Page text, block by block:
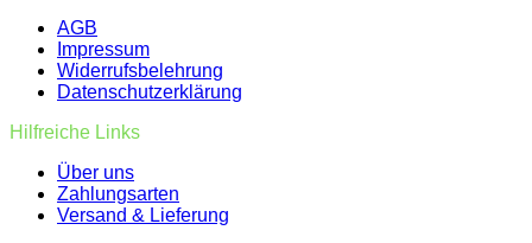
AGB
Impressum
Widerrufsbelehrung
Datenschutzerklärung
Hilfreiche Links
Über uns
Zahlungsarten
Versand & Lieferung